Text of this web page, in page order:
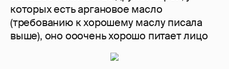
которых есть аргановое масло
(требованию к хорошему маслу писала
выше), оно ооочень хорошо питает лицо